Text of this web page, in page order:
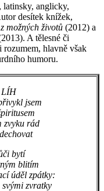
latinsky, anglicky,
desítek knížek,
možných životů (2012) a
A tělesné či
rozumem, hlavně však
humoru.
LÍH
jsem
zvyku rád
bytí
blitím
úděl zpátky:
svými zvratky